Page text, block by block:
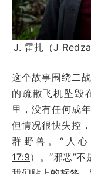
J. 雷扎（J
这个故事围绕二
的疏散飞机坠毁
里，没有任何成
但情况很快失控
群野兽。“人
17:9）。“邪恶”